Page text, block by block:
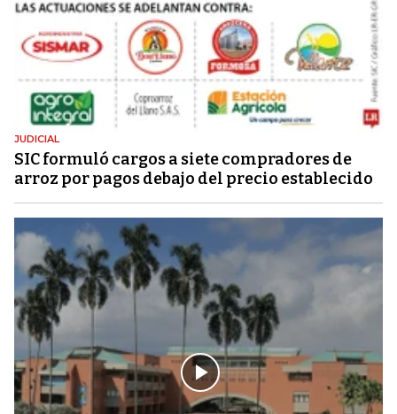
JUDICIAL
SIC formuló cargos a siete compradores de
arroz por pagos debajo del precio establecido